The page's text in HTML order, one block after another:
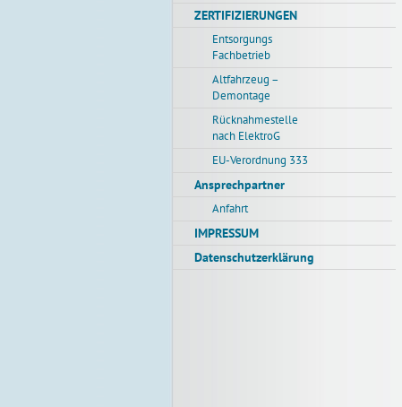
ZERTIFIZIERUNGEN
Entsorgungs
Fachbetrieb
Altfahrzeug –
Demontage
Rücknahmestelle
nach ElektroG
EU-Verordnung 333
Ansprechpartner
Anfahrt
IMPRESSUM
Datenschutzerklärung